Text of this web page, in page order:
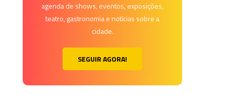
agenda de shows, eventos, exposições,
teatro, gastronomia e notícias sobre a
cidade.
SEGUIR AGORA!